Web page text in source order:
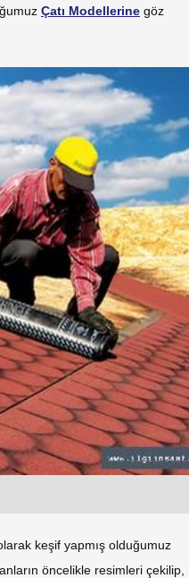
Çatı Modellerine göz
keşif yapmış olduğumuz
öncelikle resimleri çekilip,